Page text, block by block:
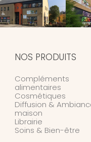
NOS PRODUITS
Compléments
alimentaires
Cosmétiques
Diffusion &
maison
Librairie
Soins & Bien-être